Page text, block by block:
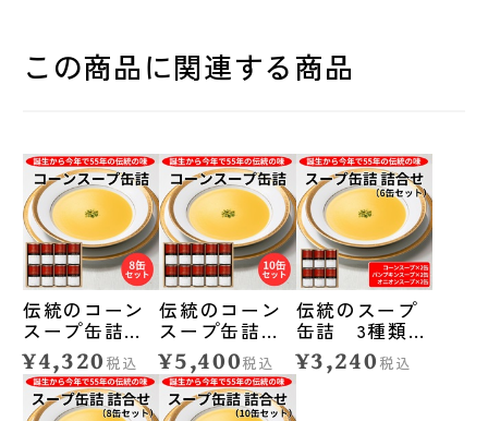
この商品に関連する商品
伝統のコーン
スープ缶詰／8
缶セット◆札
幌グランドホ
テル
¥4,320 税込
伝統のコーン
スープ缶詰／
10缶セット◆
札幌グランド
ホテル
¥5,400税込
伝統のスープ
缶詰 3種類詰
合せ／6缶セッ
ト◆札幌グラ
¥3,240 税込